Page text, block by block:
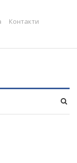
Контакти